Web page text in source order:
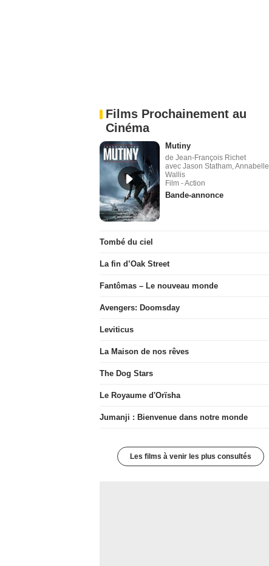
Films Prochainement au
Cinéma
Mutiny
de Jean-François Richet
avec Jason Statham, Annabelle
Wallis
Film - Action
Bande-annonce
Tombé du ciel
La fin d’Oak Street
Fantômas – Le nouveau monde
Avengers: Doomsday
Leviticus
La Maison de nos rêves
The Dog Stars
Le Royaume d'Orïsha
Jumanji : Bienvenue dans notre monde
Les films à venir les plus consultés